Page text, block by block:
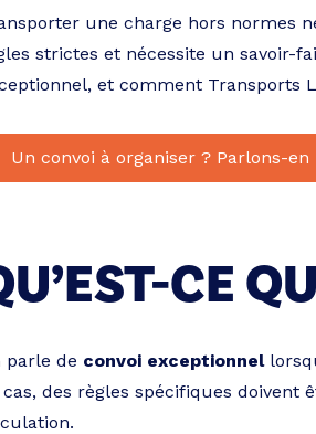
une charge hors normes
strictes et nécessite un savoir-
et comment Transports
Un convoi à organiser ? Parlons-en
CE
parle de convoi exceptionnel
des règles spécifiques doivent